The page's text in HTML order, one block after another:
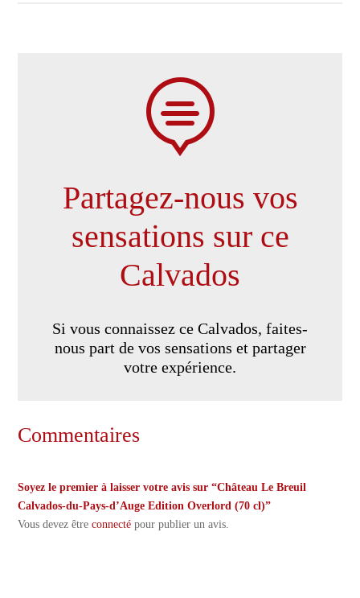

Partagez-nous vos
sensations sur ce
Calvados
Si vous connaissez ce Calvados, faites-
nous part de vos sensations et partager
votre expérience.
Commentaires
Soyez le premier à laisser votre avis sur “Château Le Breuil
Calvados-du-Pays-d’Auge Edition Overlord (70 cl)”
Vous devez êtreconnecté pour publier un avis.